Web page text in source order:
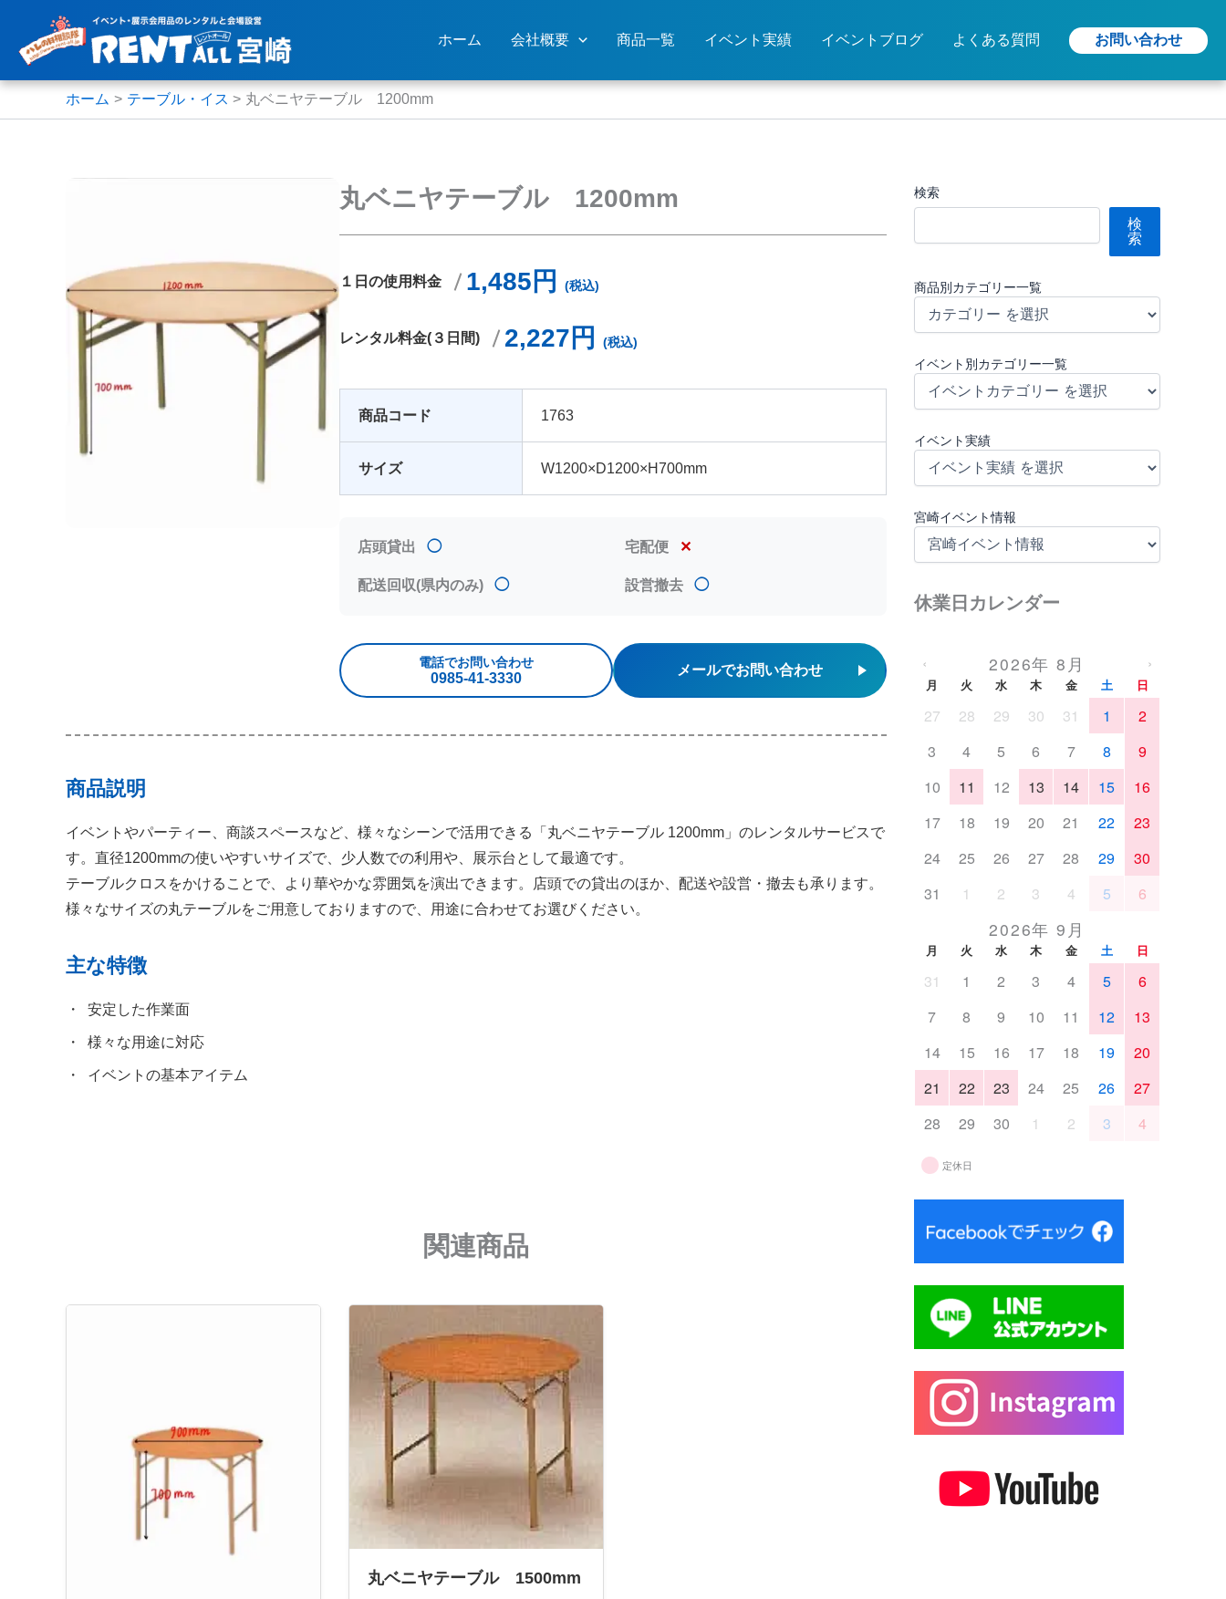
ス
ホーム 会社概要 商品一覧 イベント実績 イベントブログ よくある質問 お問い合わせ
ホーム テーブル・イス 丸ベニヤテーブル 1200mm
丸ベニヤテーブル 1200mm
１日の使用料金 1,485円 (税込)
レンタル料金(３日間) 2,227円 (税込)
商品コード 1763
サイズ W1200×D1200×H700mm
店頭貸出 ◯ 宅配便 ✕
配送回収(県内のみ) ◯ 設営撤去 ◯
電話でお問い合わせ
0985‐41‐3330 メールでお問い合わせ
商品説明
イベントやパーティー、商談スペースなど、様々なシーンで活用できる「丸ベニヤテーブル 1200mm」のレンタルサービスで
す。直径1200mmの使いやすいサイズで、少人数での利用や、展示台として最適です。
テーブルクロスをかけることで、より華やかな雰囲気を演出できます。店頭での貸出のほか、配送や設営・撤去も承ります。
様々なサイズの丸テーブルをご用意しておりますので、用途に合わせてお選びください。
主な特徴
安定した作業面
様々な用途に対応
イベントの基本アイテム
関連商品
丸ベニヤテーブル 1500mm
検索
検
索
商品別カテゴリー一覧
イベント別カテゴリー一覧
イベント実績
宮崎イベント情報
休業日カレンダー
‹ 2026年 8月 ›
月 火 水 木 金 土 日
27 28 29 30 31 1
2
3
4 5 6 7 8
9
10
11 12 13 14 15
16
17
18 19 20 21 22
23
24
25 26 27 28 29
30
31
1 2 3 4 5 6
2026年 9月
月 火 水 木 金 土 日
31 1 2 3 4 5
6
7
8 9 10 11 12
13
14
15 16 17 18 19
20
21
22 23 24 25 26
27
28
29 30 1 2 3 4
定休日